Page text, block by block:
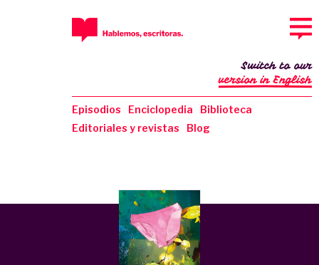
Episodios Enciclopedia
Biblioteca
Editoriales y revistas
Blog
Switch to our
version in English